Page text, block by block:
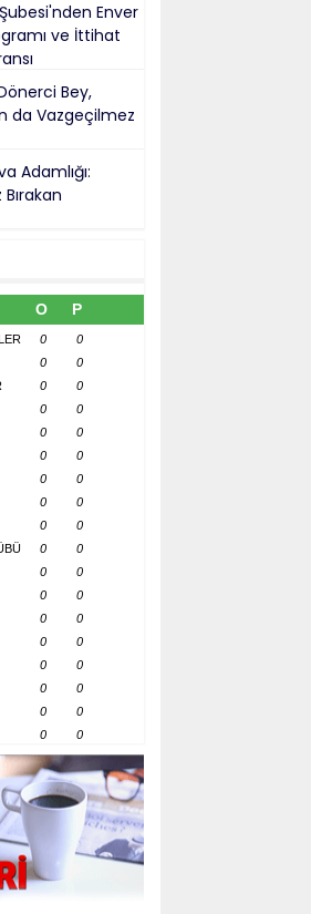
Enver
ve İttihat
Bey,
da Vazgeçilmez
Adamlığı:
O P
0
0
0
0
0
0
0
0
0
0
0
0
0
0
0
0
0
0
0
0
0
0
0
0
0
0
0
0
0
0
0
0
0
0
0 0